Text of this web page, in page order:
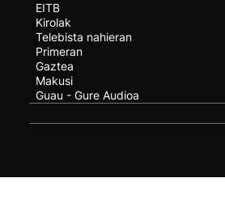
EITB
Kirolak
Telebista nahieran
Primeran
Gaztea
Makusi
Guau - Gure Audioa